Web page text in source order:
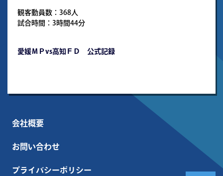
観客動員数：368人
試合時間：3時間44分
愛媛ＭＰvs高知ＦＤ 公式記録
会社概要
お問い合わせ
プライバシーポリシー